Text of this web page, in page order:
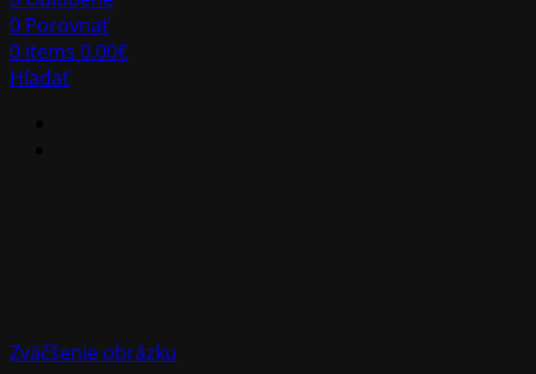
0 Porovnať
0 items 0.00€
Hľadať
Zväčšenie obrázku